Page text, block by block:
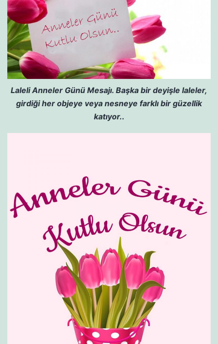
Laleli Anneler Günü Mesajı. Başka bir deyişle laleler,
girdiği her objeye veya nesneye farklı bir güzellik
katıyor..